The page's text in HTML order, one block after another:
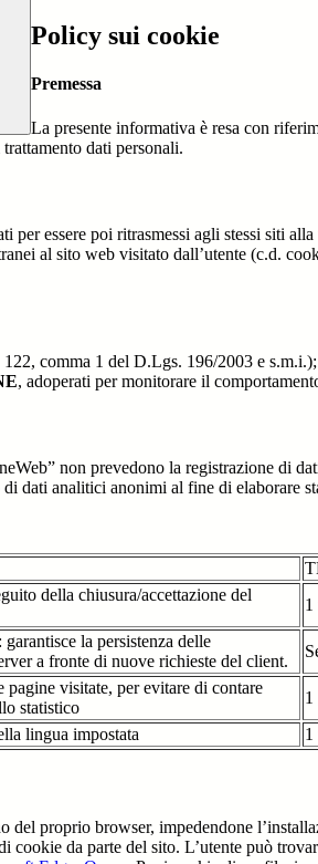
Policy sui cookie
Premessa
La presente informativa è resa con
dati personali.
essere poi ritrasmessi agli stessi siti alla
al sito web visitato dall’utente (c.d.
comma 1 del D.Lgs. 196/2003 e
, adoperati per monitorare il
non prevedono la registrazione di
dati analitici anonimi al fine di elaborare
della chiusura/accettazione del
1
la persistenza delle
a fronte di nuove richieste del client.
pagine visitate, per evitare di contare
statistico
1
lingua impostata 1
del proprio browser, impedendone
da parte del sito. L’utente può